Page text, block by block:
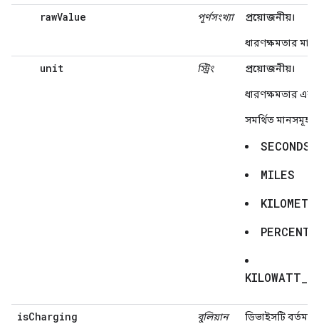
rawValue পূর্ণসংখ্যা প্রয়োজনীয়।
ধারণক্ষমতার মান।
unit স্ট্রিং প্রয়োজনীয়।
ধারণক্ষমতার
সমর্থিত মানসমূহ:
SECONDS
MILES
isCharging বুলিয়ান
ডিভাইসটি